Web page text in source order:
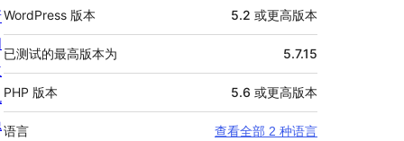
WordPress 版本 5.2 或更高版本
已测试的最高版本为 5.7.15
PHP 版本 5.6 或更高版本
语言 查看全部 2 种语言